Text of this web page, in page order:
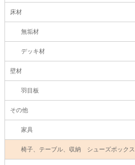
床材
無垢材
デッキ材
壁材
羽目板
その他
家具
椅子、テーブル、収納 シューズボックス